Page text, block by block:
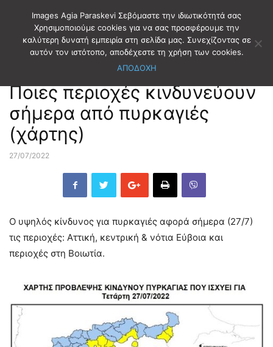
Αρχική ΕΙΔΗΣΕΙΣ
Ποιες περιοχές κινδυνεύουν
σήμερα από πυρκαγιές
(χάρτης)
27/07/2022
Ο υψηλός κίνδυνος για πυρκαγιές αφορά σήμερα (27/7)
τις περιοχές: Aττική, κεντρική & νότια Εύβοια και
περιοχές στη Βοιωτία.
Images Agia Paraskevi Σεβόμαστε την ιδιωτικότητά σας
Χρησιμοποιούμε cookies για να σας προσφέρουμε την
καλύτερη δυνατή εμπειρία στη σελίδα μας. Συνεχίζοντας σε
αυτόν τον ιστότοπο, αποδέχεστε τη χρήση των cookies.
ΑΠΟΔΟΧΗ